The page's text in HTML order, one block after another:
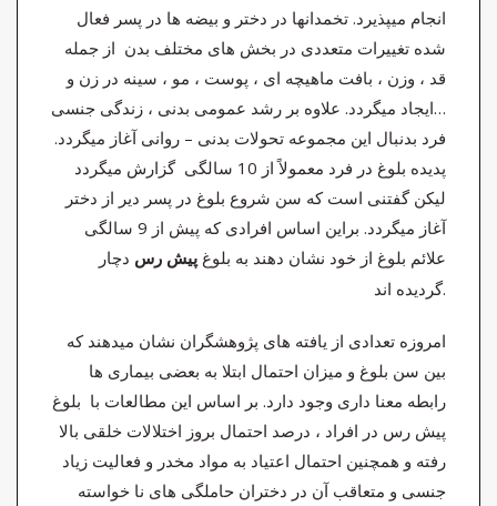
انجام میپذیرد. تخمدانها در دختر و بیضه ها در پسر فعال
شده تغییرات متعددی در بخش های مختلف بدن از جمله
قد ، وزن ، بافت ماهیچه ای ، پوست ، مو ، سینه در زن و
…ایجاد میگردد. علاوه بر رشد عمومی بدنی ، زندگی جنسی
فرد بدنبال این مجموعه تحولات بدنی – روانی آغاز میگردد.
پدیده بلوغ در فرد معمولاً از 10 سالگی گزارش میگردد
لیکن گفتنی است که سن شروع بلوغ در پسر دیر از دختر
آغاز میگردد. براین اساس افرادی که پیش از 9 سالگی
علائم بلوغ از خود نشان دهند به بلوغ پیش رس دچار
گردیده اند.
امروزه تعدادی از یافته های پژوهشگران نشان میدهند که
بین سن بلوغ و میزان احتمال ابتلا به بعضی بیماری ها
رابطه معنا داری وجود دارد. بر اساس این مطالعات با بلوغ
پیش رس در افراد ، درصد احتمال بروز اختلالات خلقی بالا
رفته و همچنین احتمال اعتیاد به مواد مخدر و فعالیت زیاد
جنسی و متعاقب آن در دختران حاملگی های نا خواسته